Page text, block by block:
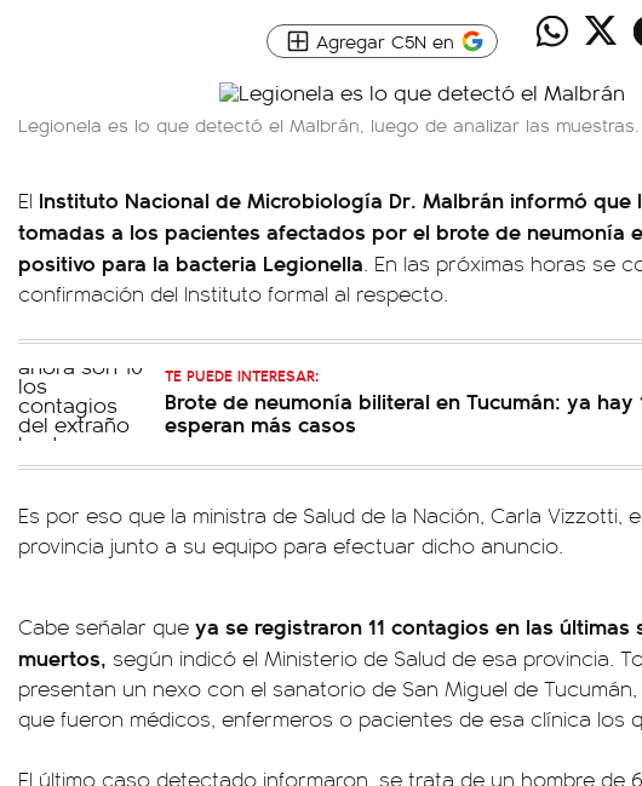
Agregar C5N en
Legionela es lo que detectó el Malbrán, luego de analizar las muestras.
El Instituto Nacional de Microbiología Dr. Malbrán informó que
tomadas a los pacientes afectados por el brote de neumonía
positivo para la bacteria Legionella. En las próximas horas se
confirmación del Instituto formal al respecto.
TE PUEDE INTERESAR:
Brote de neumonía biliteral en Tucumán: ya
esperan más casos
Es por eso que la ministra de Salud de la Nación, Carla Vizzotti,
provincia junto a su equipo para efectuar dicho anuncio.
Cabe señalar que ya se registraron 11 contagios en las últimas
muertos, según indicó el Ministerio de Salud de esa provincia.
presentan un nexo con el sanatorio de San Miguel de
que fueron médicos, enfermeros o pacientes de esa clínica los
El último caso detectado informaron, se trata de un hombre de